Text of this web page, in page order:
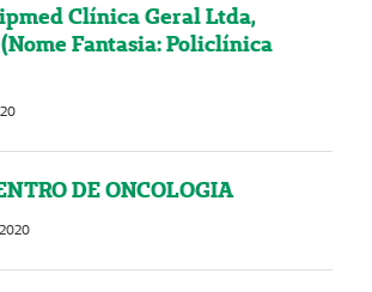
Clínica Geral Ltda,
Fantasia: Policlínica
DE ONCOLOGIA